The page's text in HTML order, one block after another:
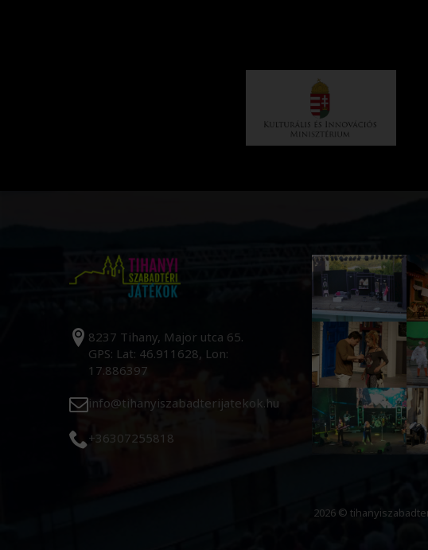
8237 Tihany, Major utca 65.
GPS: Lat: 46.911628, Lon:
17.886397
info@tihanyiszabadterijatekok.hu
+36307255818
2026 ©